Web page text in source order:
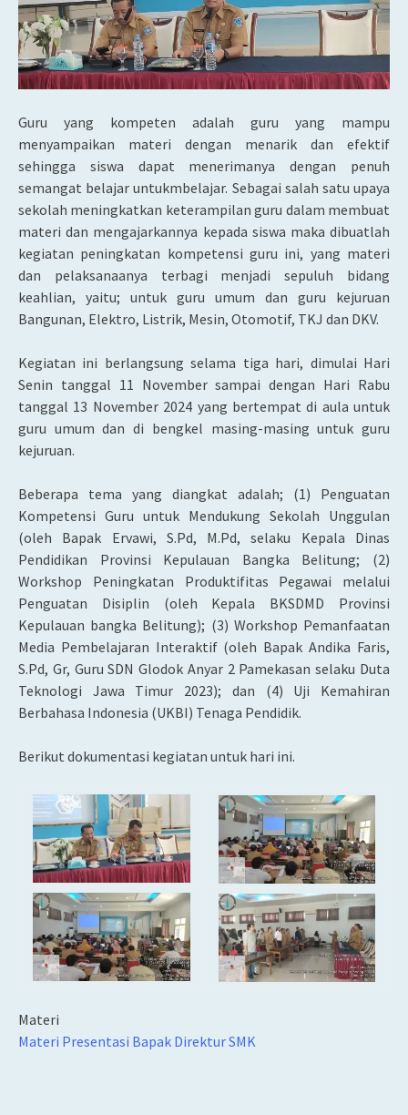
Guru yang kompeten adalah guru yang mampu
menyampaikan materi dengan menarik dan efektif
sehingga siswa dapat menerimanya dengan penuh
semangat belajar untukmbelajar. Sebagai salah satu upaya
sekolah meningkatkan keterampilan guru dalam membuat
materi dan mengajarkannya kepada siswa maka dibuatlah
kegiatan peningkatan kompetensi guru ini, yang materi
dan pelaksanaanya terbagi menjadi sepuluh bidang
keahlian, yaitu; untuk guru umum dan guru kejuruan
Bangunan, Elektro, Listrik, Mesin, Otomotif, TKJ dan DKV.
Kegiatan ini berlangsung selama tiga hari, dimulai Hari
Senin tanggal 11 November sampai dengan Hari Rabu
tanggal 13 November 2024 yang bertempat di aula untuk
guru umum dan di bengkel masing-masing untuk guru
kejuruan.
Beberapa tema yang diangkat adalah; (1) Penguatan
Kompetensi Guru untuk Mendukung Sekolah Unggulan
(oleh Bapak Ervawi, S.Pd, M.Pd, selaku Kepala Dinas
Pendidikan Provinsi Kepulauan Bangka Belitung; (2)
Workshop Peningkatan Produktifitas Pegawai melalui
Penguatan Disiplin (oleh Kepala BKSDMD Provinsi
Kepulauan bangka Belitung); (3) Workshop Pemanfaatan
Media Pembelajaran Interaktif (oleh Bapak Andika Faris,
S.Pd, Gr, Guru SDN Glodok Anyar 2 Pamekasan selaku Duta
Teknologi Jawa Timur 2023); dan (4) Uji Kemahiran
Berbahasa Indonesia (UKBI) Tenaga Pendidik.
Berikut dokumentasi kegiatan untuk hari ini.
Materi
Materi Presentasi Bapak Direktur SMK